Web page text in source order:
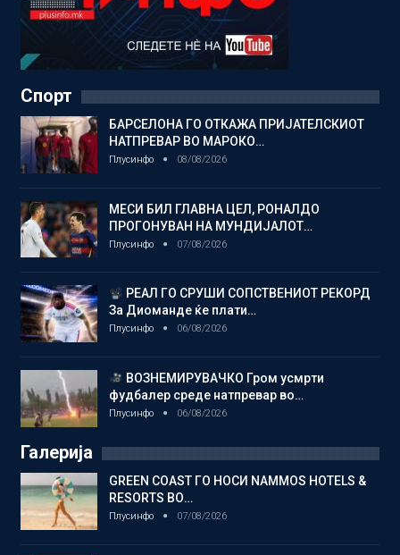
Спорт
БАРСЕЛОНА ГО ОТКАЖА ПРИЈАТЕЛСКИОТ
НАТПРЕВАР ВО МАРОКО…
Плусинфо 08/08/2026
МЕСИ БИЛ ГЛАВНА ЦЕЛ, РОНАЛДО
ПРОГОНУВАН НА МУНДИЈАЛОТ…
Плусинфо 07/08/2026
РЕАЛ ГО СРУШИ СОПСТВЕНИОТ РЕКОРД
За Диоманде ќе плати…
Плусинфо 06/08/2026
ВОЗНЕМИРУВАЧКО Гром усмрти
фудбалер среде натпревар во…
Плусинфо 06/08/2026
Галерија
GREEN COAST ГО НОСИ NAMMOS HOTELS &
RESORTS ВО…
Плусинфо 07/08/2026